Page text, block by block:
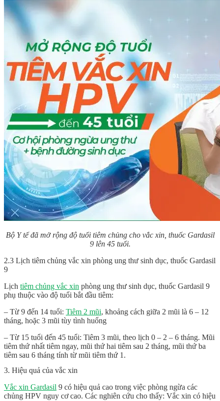
Bộ Y tế đã mở rộng độ tuổi tiêm chủng cho vắc xin, thuốc Gardasil
9 lên 45 tuổi.
2.3 Lịch tiêm chủng vắc xin phòng ung thư sinh dục, thuốc Gardasil
9
Lịch tiêm chủng vắc xin phòng ung thư sinh dục, thuốc Gardasil 9
phụ thuộc vào độ tuổi bắt đầu tiêm:
– Từ 9 đến 14 tuổi: Tiêm 2 mũi, khoảng cách giữa 2 mũi là 6 – 12
tháng, hoặc 3 mũi tùy tình huống
– Từ 15 tuổi đến 45 tuổi: Tiêm 3 mũi, theo lịch 0 – 2 – 6 tháng. Mũi
tiêm thứ nhất tiêm ngay, mũi thứ hai tiêm sau 2 tháng, mũi thứ ba
tiêm sau 6 tháng tính từ mũi tiêm thứ 1.
3. Hiệu quả của vắc xin
Vắc xin Gardasil 9 có hiệu quả cao trong việc phòng ngừa các
chủng HPV nguy cơ cao. Các nghiên cứu cho thấy: Vắc xin có hiệu